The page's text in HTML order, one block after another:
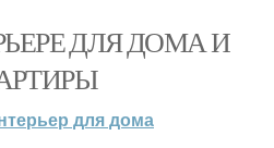
ДЛЯ ДОМА И
для дома